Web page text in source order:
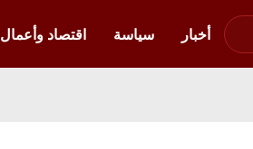
أخبار
سياسة اقتصاد وأعمال